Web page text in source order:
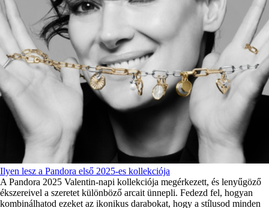
Ilyen lesz a Pandora első 2025-es kollekciója
A Pandora 2025 Valentin-napi kollekciója megérkezett, és lenyűgöző
ékszereivel a szeretet különböző arcait ünnepli. Fedezd fel, hogyan
kombinálhatod ezeket az ikonikus darabokat, hogy a stílusod minden